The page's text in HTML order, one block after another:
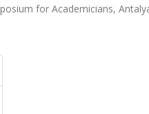
for Academicians,